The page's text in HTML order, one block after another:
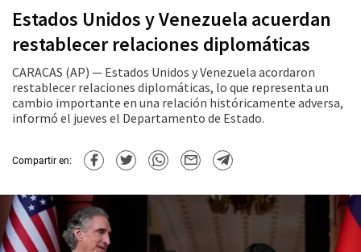
Estados Unidos y Venezuela acuerdan
restablecer relaciones diplomáticas
CARACAS (AP) — Estados Unidos y Venezuela acordaron
restablecer relaciones diplomáticas, lo que representa un
cambio importante en una relación históricamente adversa,
informó el jueves el Departamento de Estado.
Compartir en: